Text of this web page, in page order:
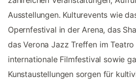
Ausstellungen. Kulturevents wie
Opernfestival in der Arena, das
das Verona Jazz Treffen im
internationale Filmfestival sowie
Kunstaustellungen sorgen für